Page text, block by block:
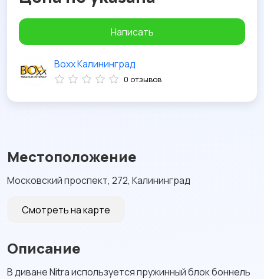
Местоположение
Московский проспект, 272, Калининград
Смотреть на карте
Описание
В диване Nitra используется пружинный блок боннель
Написать
Boxx Калининград
0 отзывов